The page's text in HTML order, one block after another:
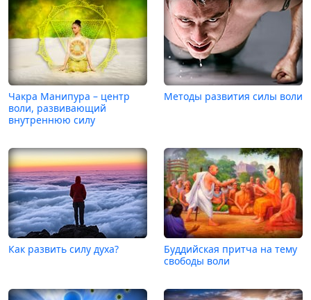
Чакра Манипура – центр
воли, развивающий
внутреннюю силу
Методы развития силы воли
Как развить силу духа?
Буддийская притча на тему
свободы воли